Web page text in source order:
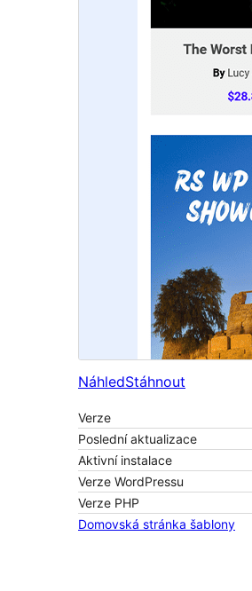
NáhledStáhnout
Verze
Poslední aktualizace
Aktivní instalace
Verze WordPressu
Verze PHP
Domovská stránka šablony